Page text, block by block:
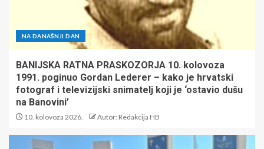
NA DANAŠNJI DAN
BANIJSKA RATNA PRASKOZORJA 10. kolovoza
1991. poginuo Gordan Lederer – kako je hrvatski
fotograf i televizijski snimatelj koji je ‘ostavio dušu
na Banovini’
10. kolovoza 2026. Autor: Redakcija HB